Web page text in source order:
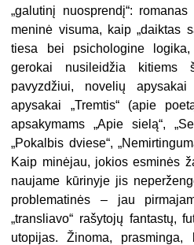
„galutinį nuosprendį“:
meninė visuma, kaip „daiktas
tiesa bei psichologine logika,
gerokai nusileidžia kitiems
pavyzdžiui, novelių apysakai
apysakai „Tremtis“ (apie
apsakymams „Apie sielą“,
„Pokalbis dviese“,
Kaip minėjau, jokios esminės
naujame kūrinyje jis
problematinės – jau
„transliavo“ rašytojų fantastų,
utopijas. Žinoma,